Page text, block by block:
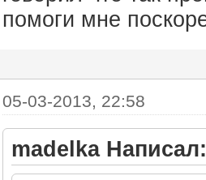
помоги мне
05-03-2013, 22:58
madelka Написал: